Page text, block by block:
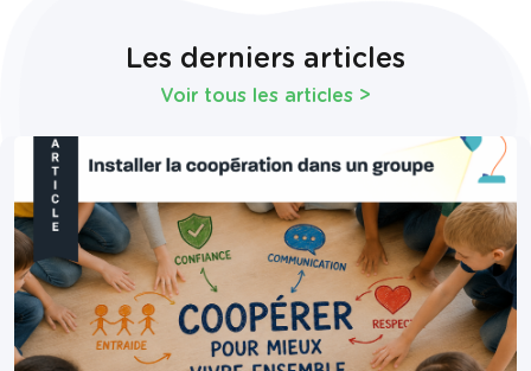
Les derniers articles
Voir tous les articles >